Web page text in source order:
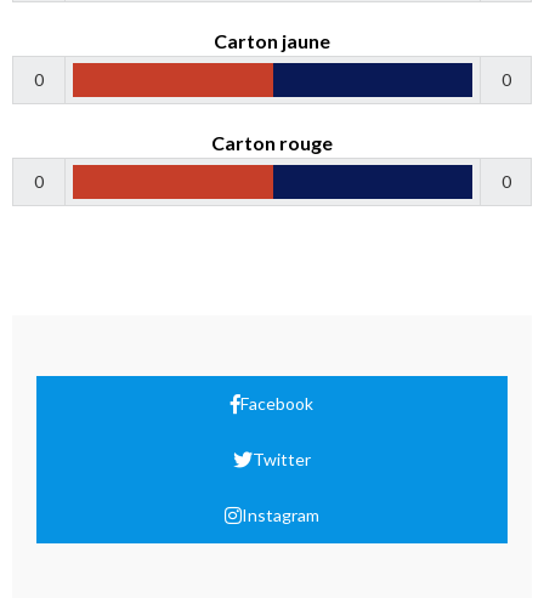
Carton jaune
0 0
Carton rouge
0 0
Facebook
Twitter
Instagram